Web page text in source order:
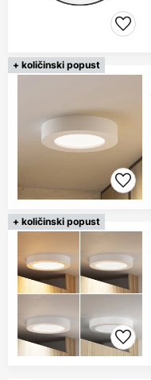
+ količinski popust
+ količinski popust